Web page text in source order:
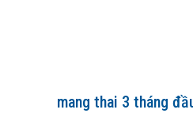
mang thai 3 tháng